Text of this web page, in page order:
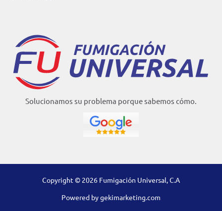
Solucionamos su problema porque sabemos cómo.
Copyright © 2026 Fumigación Universal, C.A
Powered bygekimarketing.com